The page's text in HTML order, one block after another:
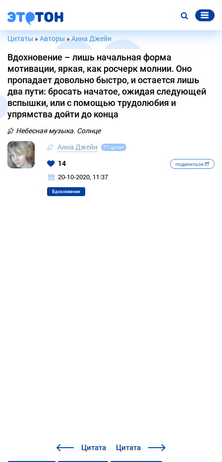
Цитаты » Авторы »Анна Джейн
Вдохновение – лишь начальная форма
мотивации, яркая, как росчерк молнии. Оно
пропадает довольно быстро, и остается лишь
два пути: бросать начатое, ожидая следующей
вспышки, или с помощью трудолюбия и
упрямства дойти до конца
Небесная музыка. Солнце
Анна Джейн
77 цитат
14 поделиться
20-10-2020, 11:37
Вдохновение
Цитата Цитата